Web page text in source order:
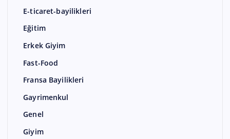
E-ticaret-bayilikleri
Eğitim
Erkek Giyim
Fast-Food
Fransa Bayilikleri
Gayrimenkul
Genel
Giyim